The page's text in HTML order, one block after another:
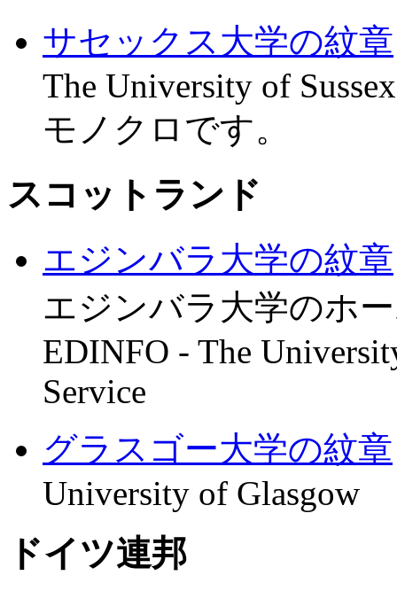
サセックス大学の紋章
The University of
モノクロです。
スコットランド
エジンバラ大学の紋章
エジンバラ大学のホ
EDINFO - The
Service
グラスゴー大学の紋章
University of Glasgow
ドイツ連邦